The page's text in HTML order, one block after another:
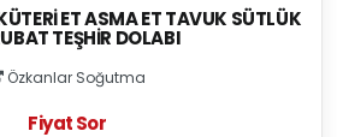
ET ASMA ET TAVUK SÜTLÜK
TEŞHIR DOLABI
Özkanlar Soğutma
Fiyat Sor